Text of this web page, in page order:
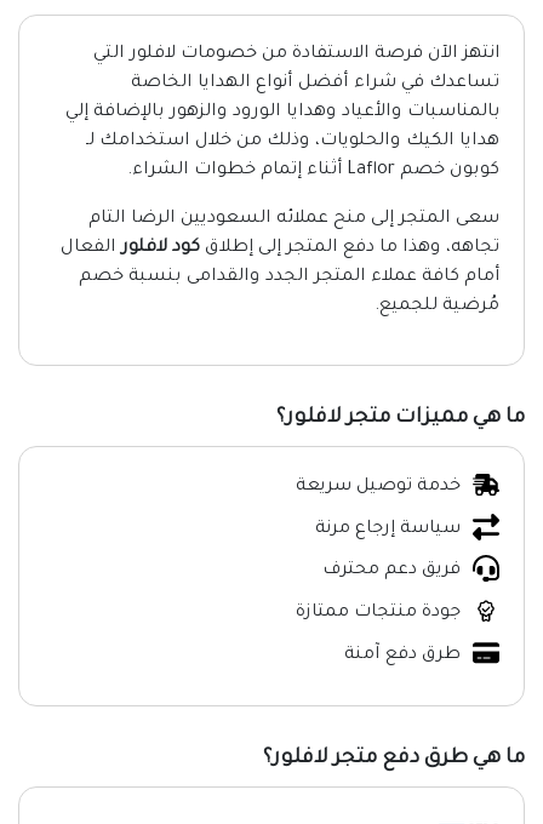
انتهز الآن فرصة الاستفادة من خصومات لافلور التي
تساعدك في شراء أفضل أنواع الهدايا الخاصة
بالمناسبات والأعياد وهدايا الورود والزهور بالإضافة إلي
هدايا الكيك والحلويات، وذلك من خلال استخدامك لـ
كوبون خصم Laflor أثناء إتمام خطوات الشراء.
سعى المتجر إلى منح عملائه السعوديين الرضا التام
تجاهه، وهذا ما دفع المتجر إلى إطلاق كود لافلورالفعال
أمام كافة عملاء المتجر الجدد والقدامى بنسبة خصم
مُرضية للجميع.
ما هي مميزات متجر لافلور؟
خدمة توصيل سريعة
سياسة إرجاع مرنة
فريق دعم محترف
جودة منتجات ممتازة
طرق دفع آمنة
ما هي طرق دفع متجر لافلور؟